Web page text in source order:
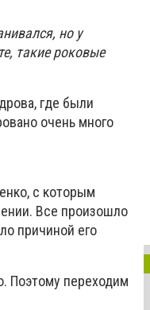
но у
такие роковые
где были
очень много
с которым
Все произошло
причиной его
Поэтому переходим